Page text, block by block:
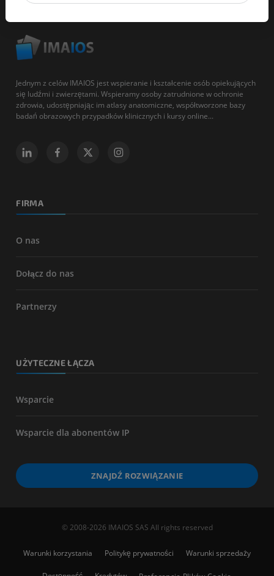
Jednym z celów IMAIOS jest wspieranie i kształcenie osób opiekujących
się ludźmi i zwierzętami. Wspieramy osoby zatrudnione w ochronie
zdrowia, udostępniając im atlasy anatomiczne, współtworzone bazy
badań obrazowych przypadków klinicznych i kursy online...
FIRMA
O nas
Dołącz do nas
Partnerzy
UŻYTECZNE ŁĄCZA
Wsparcie
Wsparcie dla abonentów IP
ZNAJDŹ ROZWIĄZANIE
© 2008-2026 IMAIOS SAS All rights reserved
Warunki korzystania Politykę prywatności Warunki sprzedaży